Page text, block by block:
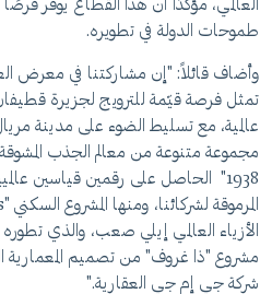
العالمي، مؤكدًا أن هذا القطاع يوفر
طموحات الدولة في تطويره.
تمثل فرصة قيّمة للترويج لجزيرة
عالمية، مع تسليط الضوء على مدينة مريال
مجموعة متنوعة من معالم الجذب المشوقة،
1938" الحاصل على رقمين قياسين
الأزياء العالمي إيلي صعب، والذي
مشروع "ذا غروف" من تصميم المعمارية
شركة جي إم جي العقارية."